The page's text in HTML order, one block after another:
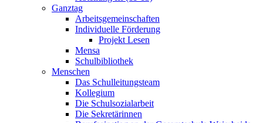
Ganztag
Arbeitsgemeinschaften
Individuelle Förderung
Projekt Lesen
Mensa
Schulbibliothek
Menschen
Das Schulleitungsteam
Kollegium
Die Schulsozialarbeit
Die Sekretärinnen